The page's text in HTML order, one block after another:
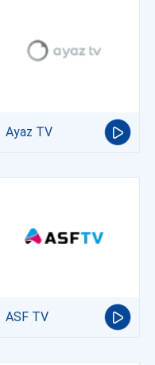
Ayaz TV
ASF TV